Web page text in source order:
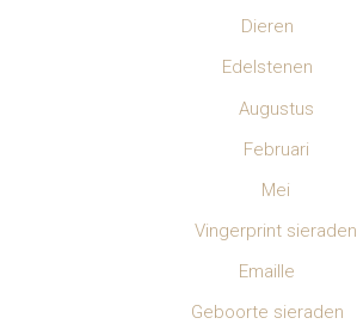
Dieren
Edelstenen
Augustus
Februari
Mei
Vingerprint sieraden
Emaille
Geboorte sieraden